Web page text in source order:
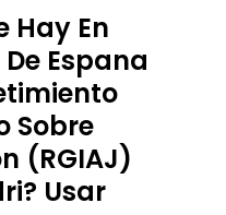
Hay En
Espana
Sobre
(RGIAJ)
Usar